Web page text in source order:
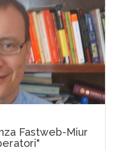
Fastweb-Miur